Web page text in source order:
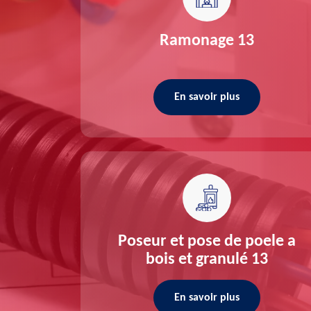
13
13
Ramonage 13
En savoir plus
Poseur et pose de poele a
bois et granulé 13
En savoir plus